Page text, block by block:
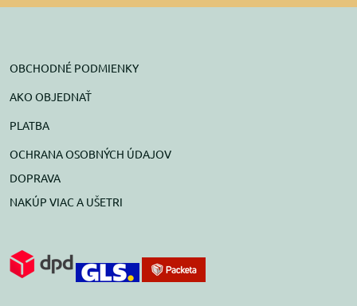
OBCHODNÉ PODMIENKY
AKO OBJEDNAŤ
PLATBA
OCHRANA OSOBNÝCH ÚDAJOV
DOPRAVA
NAKÚP VIAC A UŠETRI